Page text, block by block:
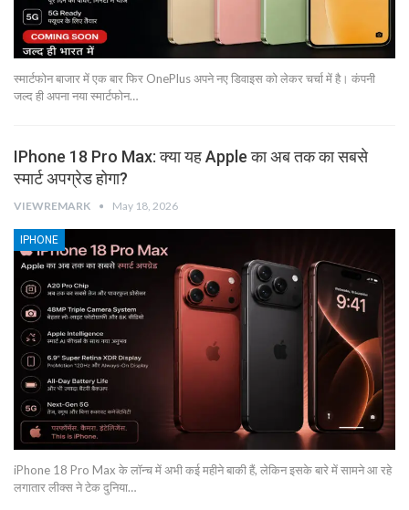
स्मार्टफोन बाजार में एक बार फिर OnePlus अपने नए डिवाइस को लेकर चर्चा में है। कंपनी
जल्द ही अपना नया स्मार्टफोन…
IPhone 18 Pro Max: क्या यह Apple का अब तक का सबसे
स्मार्ट अपग्रेड होगा?
VIEWREMARK May 18, 2026
IPHONE
iPhone 18 Pro Max के लॉन्च में अभी कई महीने बाकी हैं, लेकिन इसके बारे में सामने आ रहे
लगातार लीक्स ने टेक दुनिया…